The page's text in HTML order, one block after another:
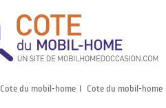
Cote du mobil-home Cote du mobil-home